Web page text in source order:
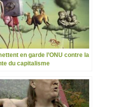
en garde l’ONU contre la
du capitalisme